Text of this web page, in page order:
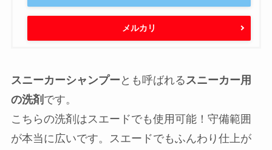
メルカリ
スニーカーシャンプー とも呼ばれる スニーカー用
の洗剤 です。
こちらの洗剤はスエードでも使用可能！守備範囲
が本当に広いです。スエードでもふんわり仕上が